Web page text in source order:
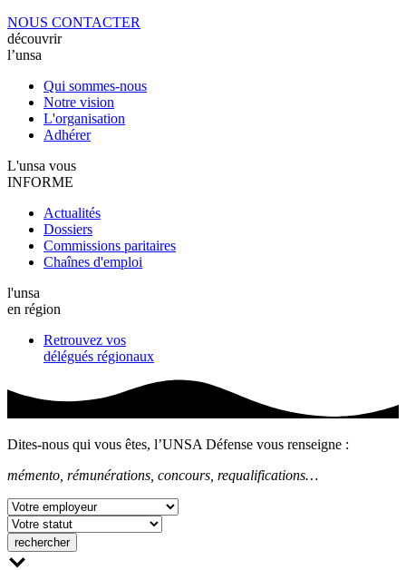
NOUS CONTACTER
découvrir
l’unsa
Qui sommes-nous
Notre vision
L'organisation
Adhérer
L'unsa vous
INFORME
Actualités
Dossiers
Commissions paritaires
Chaînes d'emploi
l'unsa
en région
Retrouvez vos
délégués régionaux
Dites-nous qui vous êtes, l’UNSA Défense vous renseigne :
mémento, rémunérations, concours, requalifications…